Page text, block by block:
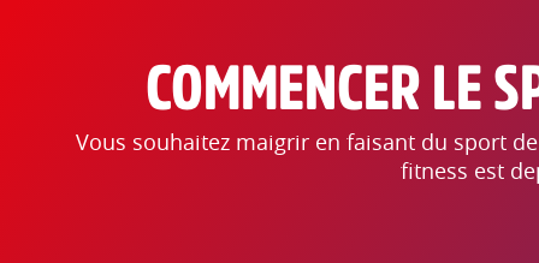
COMMENCER LE
Vous souhaitez maigrir en faisant du sport
fitness est